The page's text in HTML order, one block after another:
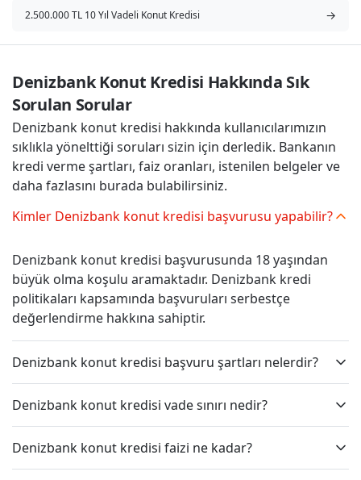
2.500.000 TL 10 Yıl Vadeli Konut Kredisi →
Denizbank Konut Kredisi Hakkında Sık
Sorulan Sorular
Denizbank konut kredisi hakkında kullanıcılarımızın
sıklıkla yönelttiği soruları sizin için derledik. Bankanın
kredi verme şartları, faiz oranları, istenilen belgeler ve
daha fazlasını burada bulabilirsiniz.
Kimler Denizbank konut kredisi başvurusu yapabilir?
Denizbank konut kredisi başvurusunda 18 yaşından
büyük olma koşulu aramaktadır. Denizbank kredi
politikaları kapsamında başvuruları serbestçe
değerlendirme hakkına sahiptir.
Denizbank konut kredisi başvuru şartları nelerdir?
Denizbank konut kredisi vade sınırı nedir?
Denizbank konut kredisi faizi ne kadar?